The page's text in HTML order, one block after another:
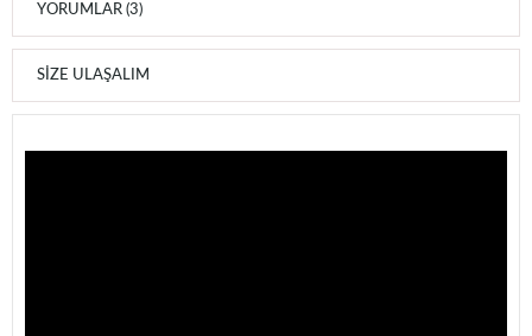
YORUMLAR (3)
SIZE ULAŞALIM